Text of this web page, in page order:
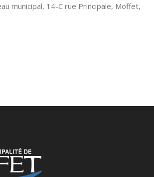
municipal, 14-C rue Principale, Moffet,